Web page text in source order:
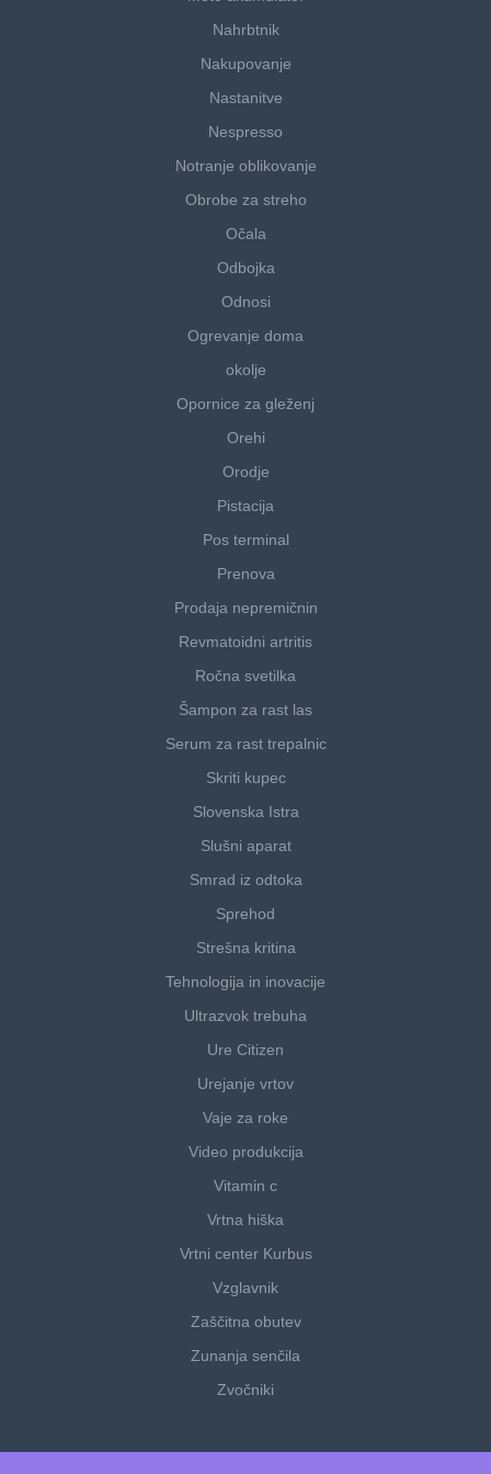
Nahrbtnik
Nakupovanje
Nastanitve
Nespresso
Notranje oblikovanje
Obrobe za streho
Očala
Odbojka
Odnosi
Ogrevanje doma
okolje
Opornice za gleženj
Orehi
Orodje
Pistacija
Pos terminal
Prenova
Prodaja nepremičnin
Revmatoidni artritis
Ročna svetilka
Šampon za rast las
Serum za rast trepalnic
Skriti kupec
Slovenska Istra
Slušni aparat
Smrad iz odtoka
Sprehod
Strešna kritina
Tehnologija in inovacije
Ultrazvok trebuha
Ure Citizen
Urejanje vrtov
Vaje za roke
Video produkcija
Vitamin c
Vrtna hiška
Vrtni center Kurbus
Vzglavnik
Zaščitna obutev
Zunanja senčila
Zvočniki